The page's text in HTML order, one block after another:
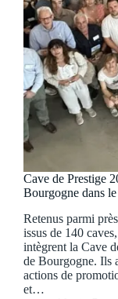
Cave de Prestige
Bourgogne dans
Retenus parmi
issus de 140
intègrent la Cave
de Bourgogne. Ils
actions de
et…